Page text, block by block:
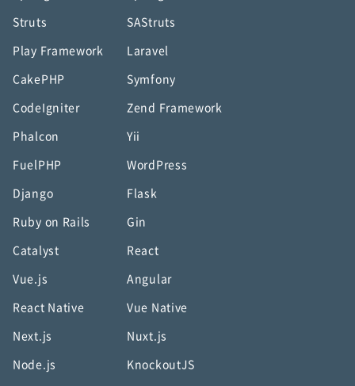
Struts SAStruts
Play Framework Laravel
CakePHP Symfony
CodeIgniter Zend Framework
Phalcon Yii
FuelPHP WordPress
Django Flask
Ruby on Rails Gin
Catalyst React
Vue.js Angular
React Native Vue Native
Next.js Nuxt.js
Node.js KnockoutJS